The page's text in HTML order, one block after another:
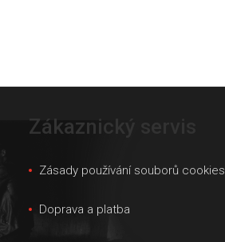
Zákaznický servis
Zásady používání souborů cookies
Doprava a platba